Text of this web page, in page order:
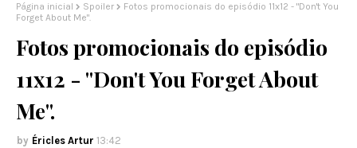
Página inicial Spoiler
Fotos promocionais do episódio 11x12 - "Don't You
Forget About Me".
Fotos promocionais do episódio
11x12 - "Don't You Forget About
Me".
Éricles Artur 13:42